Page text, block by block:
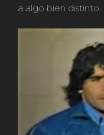
a algo bien distinto.